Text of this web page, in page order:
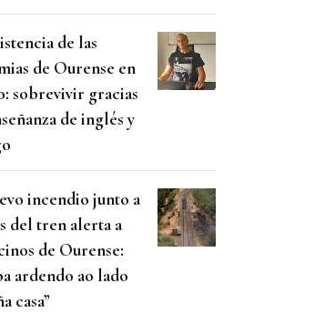
de las
de Ourense en
sobrevivir gracias
de inglés y
incendio junto a
del tren alerta a
de Ourense:
ardendo ao lado
casa”